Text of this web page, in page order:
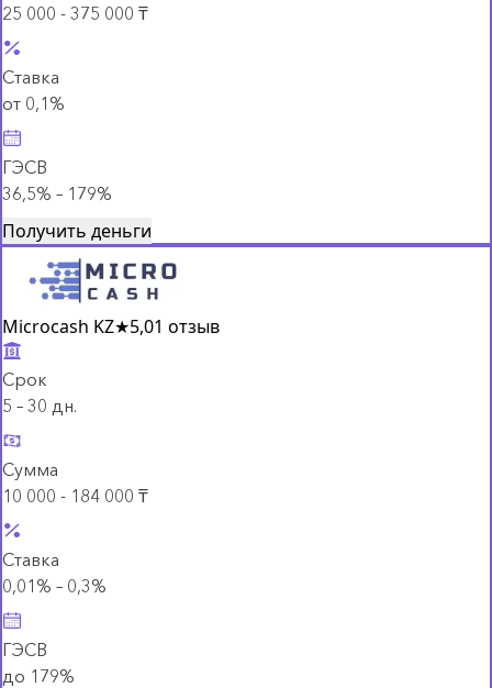
25 000 - 375 000 ₸
Ставка
от 0,1%
ГЭСВ
36,5% – 179%
Получить деньги
Microcash KZ★5,01 отзыв
Срок
5 – 30 дн.
Сумма
10 000 - 184 000 ₸
Ставка
0,01% – 0,3%
ГЭСВ
до 179%